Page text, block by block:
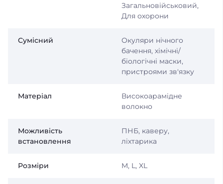
Загальновійськовий,
Для охорони
Сумісний
Окуляри нічного
бачення, хімічні/
біологічні маски,
пристроями зв'язку
Матеріал
Високоарамідне
волокно
Можливість
встановлення
ПНБ, каверу,
ліхтарика
Розміри M, L, XL